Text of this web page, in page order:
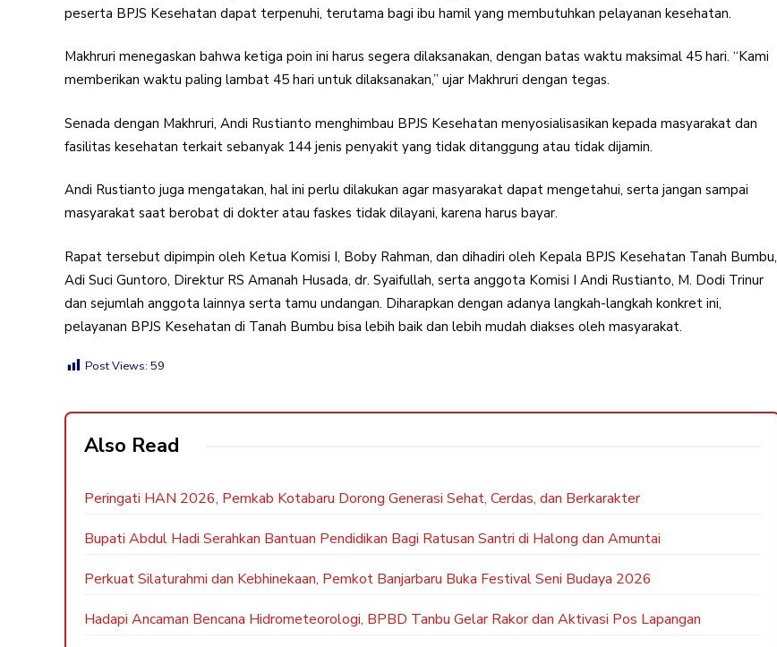
peserta BPJS Kesehatan dapat terpenuhi, terutama bagi ibu hamil yang membutuhkan pelayanan kesehatan.
Makhruri menegaskan bahwa ketiga poin ini harus segera dilaksanakan, dengan batas waktu maksimal 45 hari. “Kami
memberikan waktu paling lambat 45 hari untuk dilaksanakan,” ujar Makhruri dengan tegas.
Senada dengan Makhruri, Andi Rustianto menghimbau BPJS Kesehatan menyosialisasikan kepada masyarakat dan
fasilitas kesehatan terkait sebanyak 144 jenis penyakit yang tidak ditanggung atau tidak dijamin.
Andi Rustianto juga mengatakan, hal ini perlu dilakukan agar masyarakat dapat mengetahui, serta jangan sampai
masyarakat saat berobat di dokter atau faskes tidak dilayani, karena harus bayar.
Rapat tersebut dipimpin oleh Ketua Komisi I, Boby Rahman, dan dihadiri oleh Kepala BPJS Kesehatan Tanah Bumbu,
Adi Suci Guntoro, Direktur RS Amanah Husada, dr. Syaifullah, serta anggota Komisi I Andi Rustianto, M. Dodi Trinur
dan sejumlah anggota lainnya serta tamu undangan. Diharapkan dengan adanya langkah-langkah konkret ini,
pelayanan BPJS Kesehatan di Tanah Bumbu bisa lebih baik dan lebih mudah diakses oleh masyarakat.
Post Views: 59
Also Read
Peringati HAN 2026, Pemkab Kotabaru Dorong Generasi Sehat, Cerdas, dan Berkarakter
Bupati Abdul Hadi Serahkan Bantuan Pendidikan Bagi Ratusan Santri di Halong dan Amuntai
Perkuat Silaturahmi dan Kebhinekaan, Pemkot Banjarbaru Buka Festival Seni Budaya 2026
Hadapi Ancaman Bencana Hidrometeorologi, BPBD Tanbu Gelar Rakor dan Aktivasi Pos Lapangan